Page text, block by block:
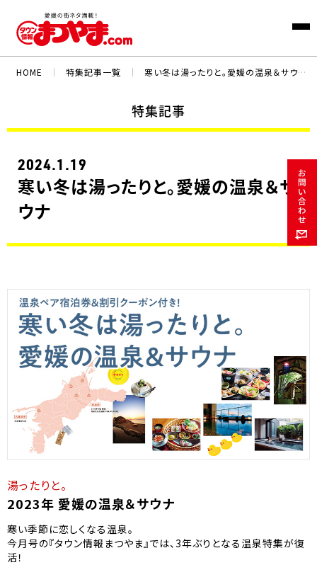
HOME ｜ 特集記事一覧 ｜ 寒い冬は湯ったりと。愛媛の温泉＆サウナ
特集記事
2024.1.19
寒い冬は湯ったりと。愛媛の温泉＆サ
ウナ
湯ったりと。
2023年 愛媛の温泉＆サウナ
寒い季節に恋しくなる温泉。
今月号の『タウン情報まつやま』では、3年ぶりとなる温泉特集が復
活！